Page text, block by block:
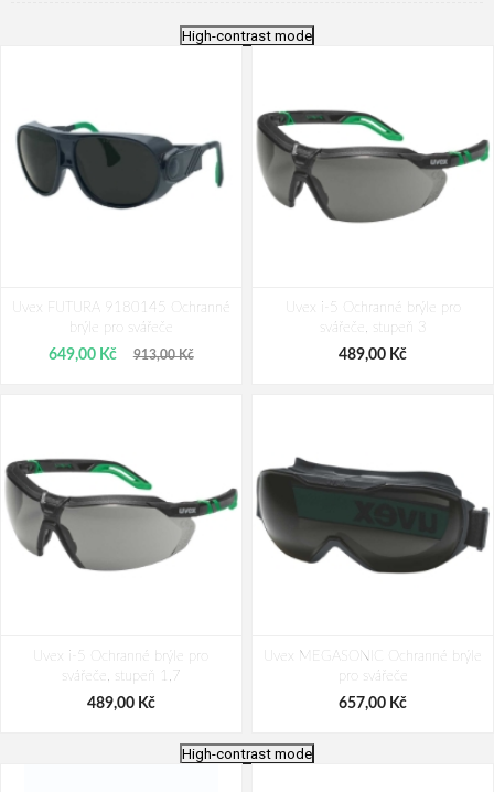
High-contrast mode
Uvex FUTURA 9180145 Ochranné
brýle pro svářeče
649,00 Kč 913,00 Kč
Uvex i-5 Ochranné brýle pro
svářeče, stupeň 3
489,00 Kč
Uvex i-5 Ochranné brýle pro
svářeče, stupeň 1,7
489,00 Kč
Uvex MEGASONIC Ochranné brýle
pro svářeče
657,00 Kč
High-contrast mode